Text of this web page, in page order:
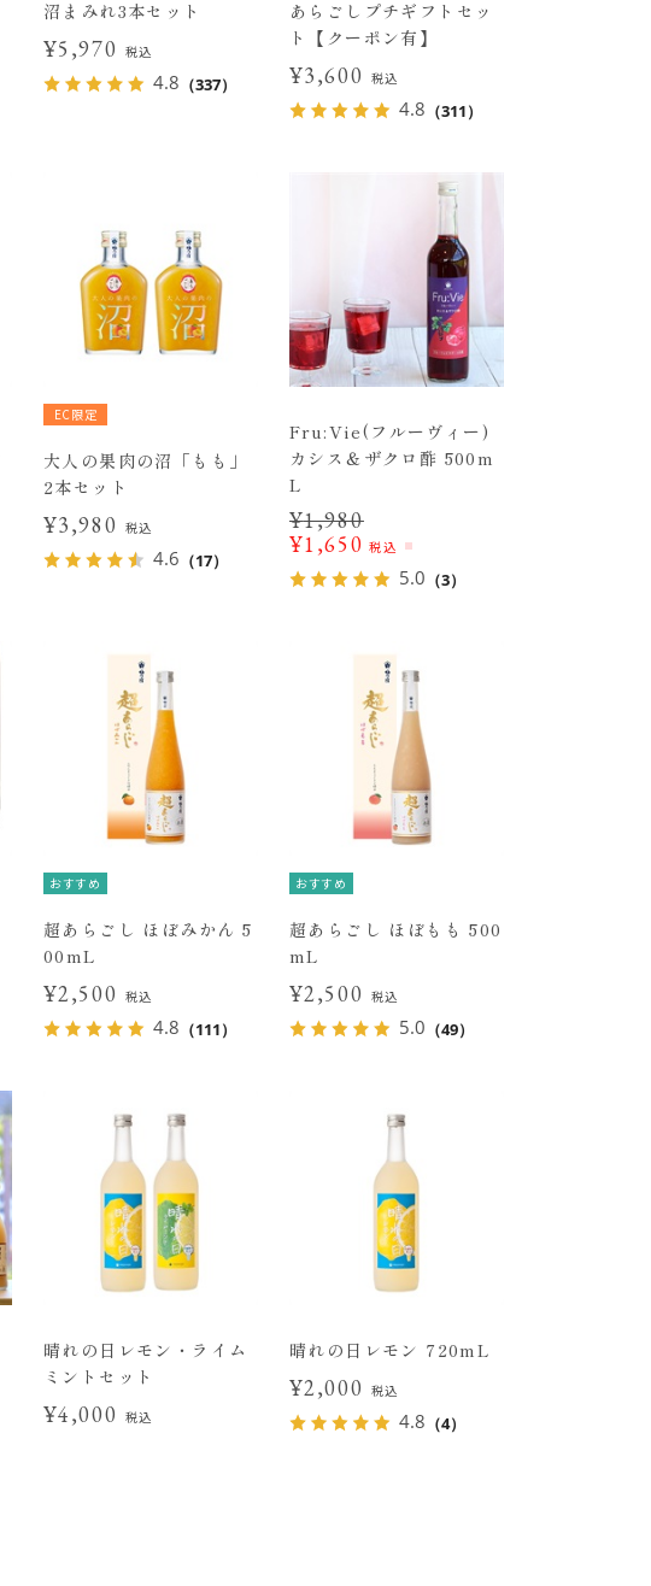
沼まみれ3本セット
¥5,970 税込
4.8 （337）
あらごしプチギフトセッ
ト【クーポン有】
¥3,600 税込
4.8 （311）
EC限定
大人の果肉の沼「もも」
2本セット
¥3,980 税込
4.6 （17）
Fru:Vie(フルーヴィー)
カシス＆ザクロ酢 500m
L
¥1,980
¥1,650 税込
5.0 （3）
おすすめ
超あらごし ほぼみかん 5
00mL
¥2,500 税込
4.8 （111）
おすすめ
超あらごし ほぼもも 500
mL
¥2,500 税込
5.0 （49）
晴れの日レモン・ライム
ミントセット
¥4,000 税込
晴れの日レモン 720mL
¥2,000 税込
4.8 （4）